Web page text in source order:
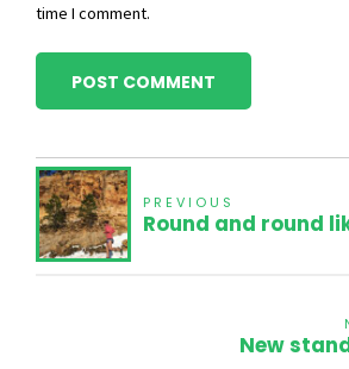
time I comment.
POST COMMENT
PREVIOUS
Round and round
New